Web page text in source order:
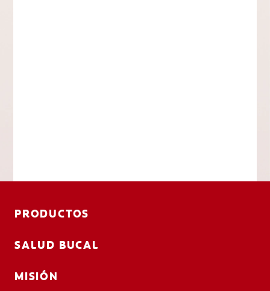
PRODUCTOS
SALUD BUCAL
MISIÓN